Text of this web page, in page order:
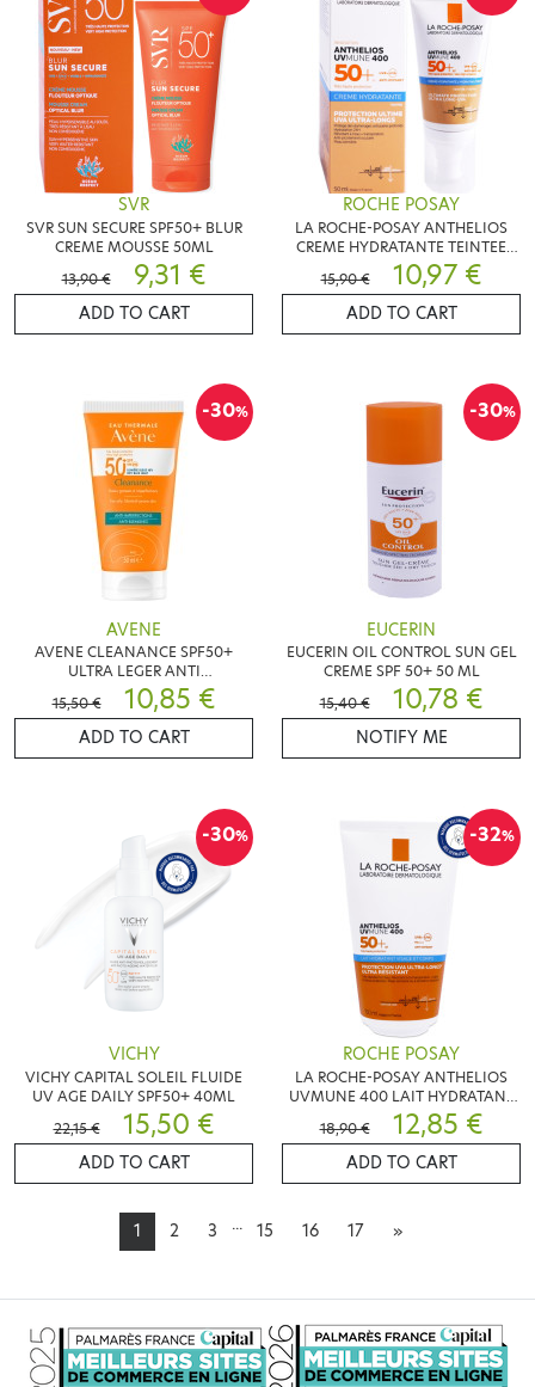
SVR
SVR SUN SECURE SPF50+ BLUR
CREME MOUSSE 50ML
13,90 €
9,31 €
ADD TO CART
ROCHE POSAY
LA ROCHE-POSAY ANTHELIOS
CREME HYDRATANTE TEINTEE
SPF50+ 50ML
15,90 € 10,97 €
ADD TO CART
-30%
AVENE
AVENE CLEANANCE SPF50+
ULTRA LEGER ANTI
IMPERFECTIONS 50ML
15,50 € 10,85 €
ADD TO CART
-30%
EUCERIN
EUCERIN OIL CONTROL SUN GEL
CREME SPF 50+ 50 ML
15,40 €
10,78 €
NOTIFY ME
-30%
VICHY
VICHY CAPITAL SOLEIL FLUIDE
UV AGE DAILY SPF50+ 40ML
22,15 €
15,50 €
ADD TO CART
-32%
ROCHE POSAY
LA ROCHE-POSAY ANTHELIOS
UVMUNE 400 LAIT HYDRATANT
SPF50+ 150ML
18,90 € 12,85 €
ADD TO CART
1 2 3 ... 15 16 17 »